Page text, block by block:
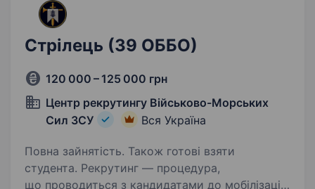
Стрілець (39 ОББО)
120 000 – 125 000 грн
Центр рекрутингу Військово-Морських
Сил ЗСУ
Вся Україна
Повна зайнятість. Також готові взяти
студента. Рекрутинг — процедура,
що проводиться з кандидатами до мобілізації!